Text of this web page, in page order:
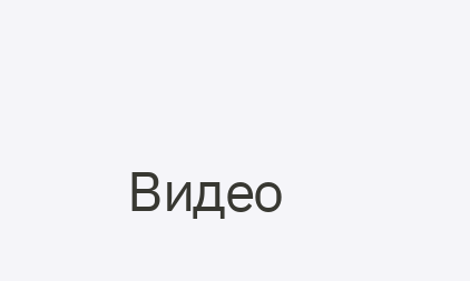
Видео